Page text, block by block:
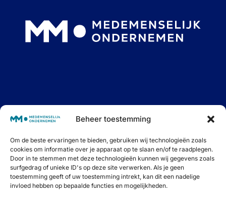
Beheer toestemming
Om de beste ervaringen te bieden, gebruiken wij technologieën zoals
cookies om informatie over je apparaat op te slaan en/of te raadplegen.
Door in te stemmen met deze technologieën kunnen wij gegevens zoals
surfgedrag of unieke ID's op deze site verwerken. Als je geen
toestemming geeft of uw toestemming intrekt, kan dit een nadelige
invloed hebben op bepaalde functies en mogelijkheden.
Interessante blogs, goede podcasts én fijne events.
Samen op weg naar Medemenselijk Ondernemen.
niets meer te missen.
Inschrijven ⟶